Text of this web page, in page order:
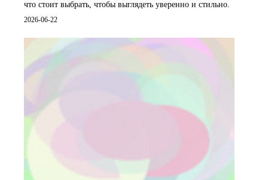
что стоит выбрать, чтобы выглядеть уверенно и стильно.
2026-06-22